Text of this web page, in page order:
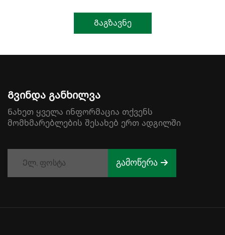
Გაგზავნე
Გვინდა Განხილვა
Ნახეთ ყველა ინფორმაცია თქვენს
მომხმარებლების შესახებ ერთ ადგილში
გამოწერა